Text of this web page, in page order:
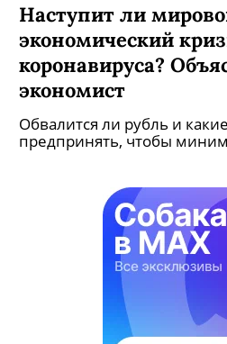
Наступит ли
экономический
коронавируса?
экономист
Обвалится ли рубль и
предпринять, чтобы